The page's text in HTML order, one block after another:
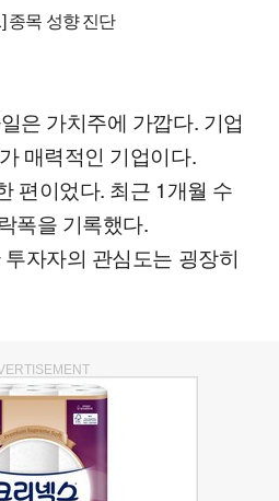
종목 성향 진단
은 가치주에 가깝다. 기업
매력적인 기업이다.
편이었다. 최근 1개월 수
폭을 기록했다.
자자의 관심도는 굉장히